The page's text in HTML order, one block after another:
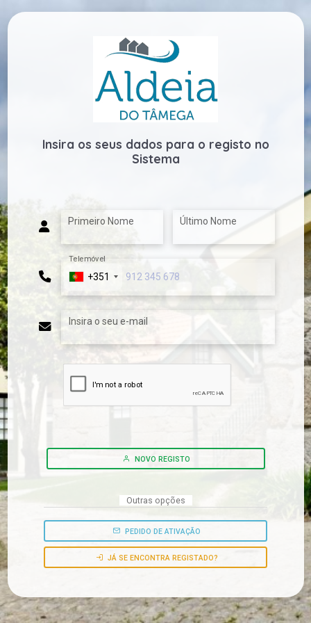
Insira os seus dados para o registo no
Sistema
Primeiro Nome Último Nome
Telemóvel
+351
Insira o seu e-mail
NOVO REGISTO
Outras opções
PEDIDO DE ATIVAÇÃO
JÁ SE ENCONTRA REGISTADO?